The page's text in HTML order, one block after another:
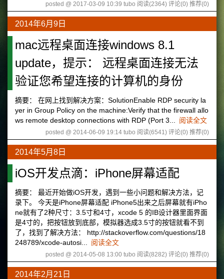
posted @ 2017-03-09 10:39 tubo 阅读(2364) 评论(0) 推荐(0)
2014年6月9日
mac远程桌面连接windows 8.1
update，提示： 远程桌面连接无法
验证您希望连接的计算机的身份
摘要： 在网上找到解决方案：SolutionEnable RDP security la
yer in Group Policy on the machine:Verify that the firewall allo
ws remote desktop connections with RDP (Port 3...
阅读全文
posted @ 2014-06-09 19:14 tubo 阅读(6541) 评论(0) 推荐(0)
2014年5月8日
iOS开发点滴：iPhone屏幕适配
摘要： 最近开始做iOS开发，遇到一些小问题和解决方法，记
录下。 今天是iPhone屏幕适配 iPhone5出来之后屏幕就有iPho
ne就有了2种尺寸：3.5寸和4寸，xcode 5 的IB设计器里面界面
是4寸的，把按钮放到底部，模拟器选成3.5寸的按钮就看不到
了，找到了解决方法： http://stackoverflow.com/questions/18
248789/xcode-autosi...
阅读全文
posted @ 2014-05-08 13:00 tubo 阅读(8282) 评论(0) 推荐(0)
2014年2月21日